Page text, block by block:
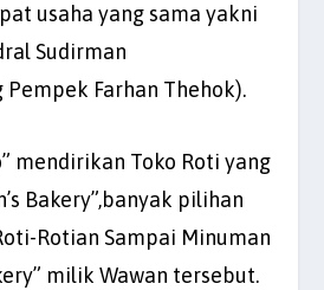
usaha yang sama yakni
Sudirman
Pempek Farhan Thehok).
mendirikan Toko Roti yang
Bakery”,banyak pilihan
Rotian Sampai Minuman
milik Wawan tersebut.